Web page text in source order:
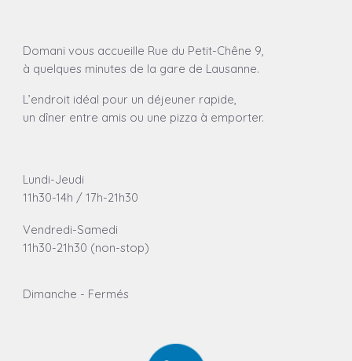
Domani vous accueille Rue du Petit-Chêne 9,
à quelques minutes de la gare de Lausanne.
L’endroit idéal pour un déjeuner rapide,
un dîner entre amis ou une pizza à emporter.
Lundi-Jeudi
11h30-14h / 17h-21h30
Vendredi-Samedi
11h30-21h30 (non-stop)
Dimanche - Fermés